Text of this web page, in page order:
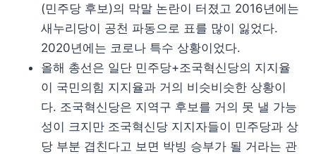
(민주당 후보)의 막말 논란이 터졌고 2016년에는
새누리당이 공천 파동으로 표를 많이 잃었다.
2020년에는 코로나 특수 상황이었다.
올해 총선은 일단 민주당+조국혁신당의 지지율
이 국민의힘 지지율과 거의 비슷비슷한 상황이
다. 조국혁신당은 지역구 후보를 거의 못 낼 가능
성이 크지만 조국혁신당 지지자들이 민주당과 상
당 부분 겹친다고 보면 박빙 승부가 될 거라는 관